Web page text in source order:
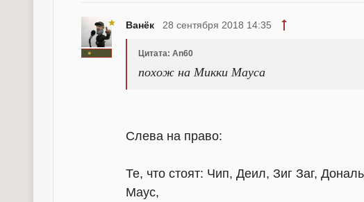
Ванёк 28 сентября 2018 14:35
Цитата: An60
похож на Микки Мауса
Слева на право:
Те, что стоят: Чип, Деил, Зиг Заг,
Маус,